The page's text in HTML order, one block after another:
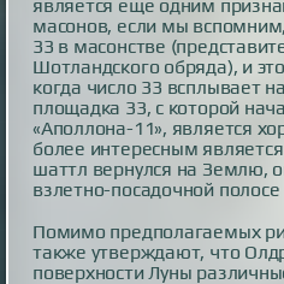
является еще одним
масонов, если мы
33 в масонстве
Шотландского обряда), и
когда число 33 всплывает
площадка 33, с которой
«Аполлона-11», является
более интересным
шаттл вернулся на Землю,
взлетно-посадочной полосе
Помимо предполагаемых
также утверждают, что
поверхности Луны